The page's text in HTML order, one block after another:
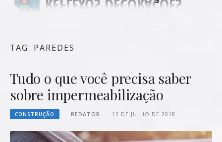
TAG: PAREDES
Tudo o que você precisa saber
sobre impermeabilização
CONSTRUÇÃO REDATOR 12 DE JULHO DE 2018